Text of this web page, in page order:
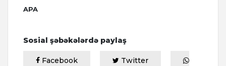
APA
Sosial şəbəkələrdə paylaş
Facebook
Twitter